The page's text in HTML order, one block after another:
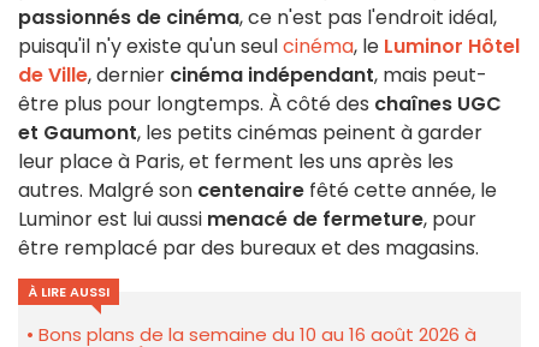
passionnés de cinéma, ce n'est pas l'endroit idéal,
puisqu'il n'y existe qu'un seulcinéma, le Luminor Hôtel
de Ville, dernier cinéma indépendant, mais peut-
être plus pour longtemps. À côté des chaînes UGC
et Gaumont, les petits cinémas peinent à garder
leur place à Paris, et ferment les uns après les
autres. Malgré son centenaire fêté cette année, le
Luminor est lui aussi menacé de fermeture, pour
être remplacé par des bureaux et des magasins.
À LIRE AUSSI
Bons plans de la semaine du 10 au 16 août 2026 à